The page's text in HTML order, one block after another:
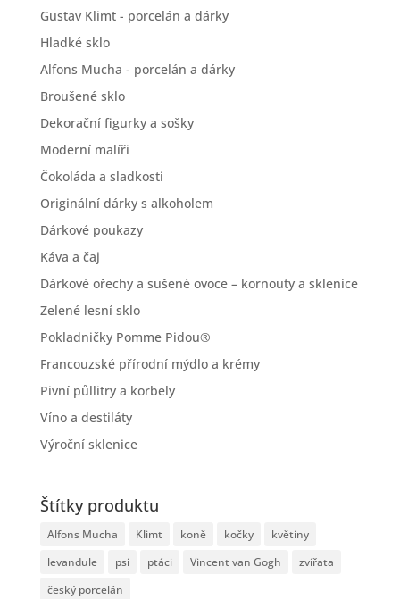
Gustav Klimt - porcelán a dárky
Hladké sklo
Alfons Mucha - porcelán a dárky
Broušené sklo
Dekorační figurky a sošky
Moderní malíři
Čokoláda a sladkosti
Originální dárky s alkoholem
Dárkové poukazy
Káva a čaj
Dárkové ořechy a sušené ovoce – kornouty a sklenice
Zelené lesní sklo
Pokladničky Pomme Pidou®
Francouzské přírodní mýdlo a krémy
Pivní půllitry a korbely
Víno a destiláty
Výroční sklenice
Štítky produktu
Alfons Mucha Klimt koně kočky
květiny
levandule
psi ptáci Vincent van Gogh
zvířata
český porcelán